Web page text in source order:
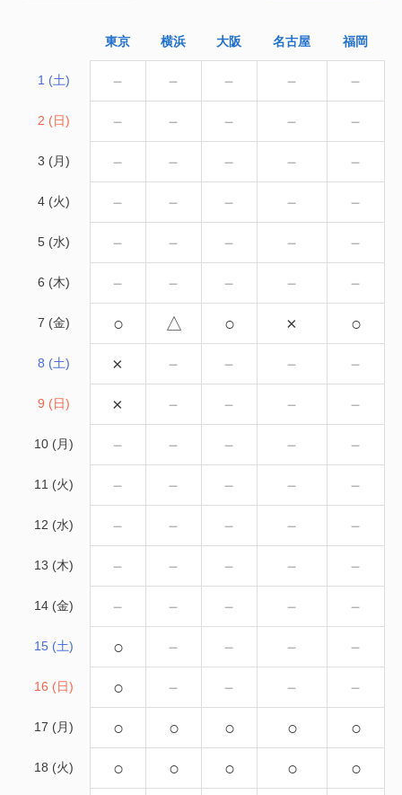
東京 横浜 大阪 名古屋 福岡
1 (土) － － － － －
2 (日) － － － － －
3 (月) － － － － －
4 (火) － － － － －
5 (水) － － － － －
6 (木) － － － － －
7 (金) ○ △ ○ × ○
8 (土) × － － － －
9 (日) × － － － －
10 (月) － － － － －
11 (火) － － － － －
12 (水) － － － － －
13 (木) － － － － －
14 (金) － － － － －
15 (土) ○ － － － －
16 (日) ○ － － － －
17 (月) ○ ○ ○ ○ ○
18 (火) ○ ○ ○ ○ ○